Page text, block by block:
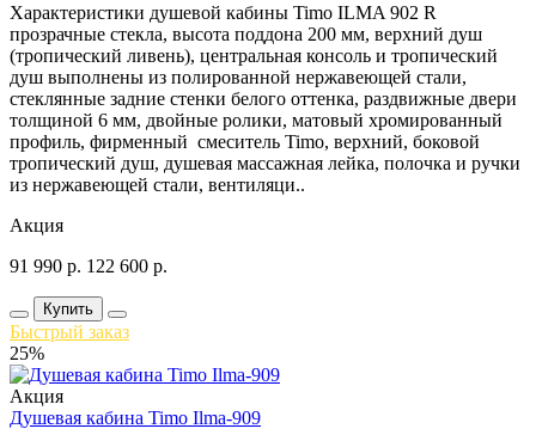
Характеристики душевой кабины Timo ILMA 902 R
прозрачные стекла, высота поддона 200 мм, верхний душ
(тропический ливень), центральная консоль и тропический
душ выполнены из полированной нержавеющей стали,
стеклянные задние стенки белого оттенка, раздвижные двери
толщиной 6 мм, двойные ролики, матовый хромированный
профиль, фирменный смеситель Timo, верхний, боковой
тропический душ, душевая массажная лейка, полочка и ручки
из нержавеющей стали, вентиляци..
Акция
91 990 р. 122 600 р.
Купить
Быстрый заказ
25%
Акция
Душевая кабина Timo Ilma-909